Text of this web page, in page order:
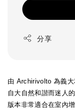
分享
由 Archirivolto 為義
自大自然和諧而迷人
版本非常適合在室內